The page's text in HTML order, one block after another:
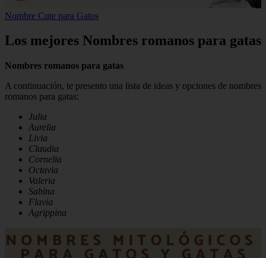
Nombre Cute para Gatos
Los mejores Nombres romanos para gatas
Nombres romanos para gatas
A continuación, te presento una lista de ideas y opciones de nombres
romanos para gatas:
Julia
Aurelia
Livia
Claudia
Cornelia
Octavia
Valeria
Sabina
Flavia
Agrippina